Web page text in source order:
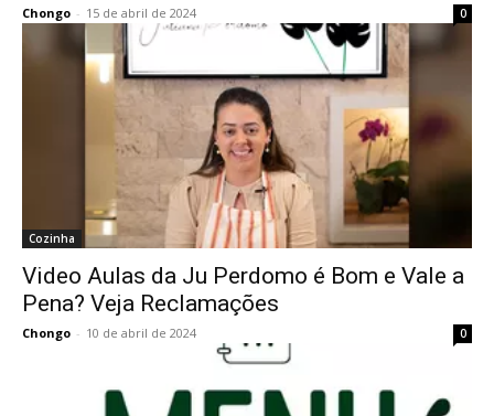
Chongo - 15 de abril de 2024 0
Cozinha
Video Aulas da Ju Perdomo é Bom e Vale a
Pena? Veja Reclamações
Chongo - 10 de abril de 2024 0